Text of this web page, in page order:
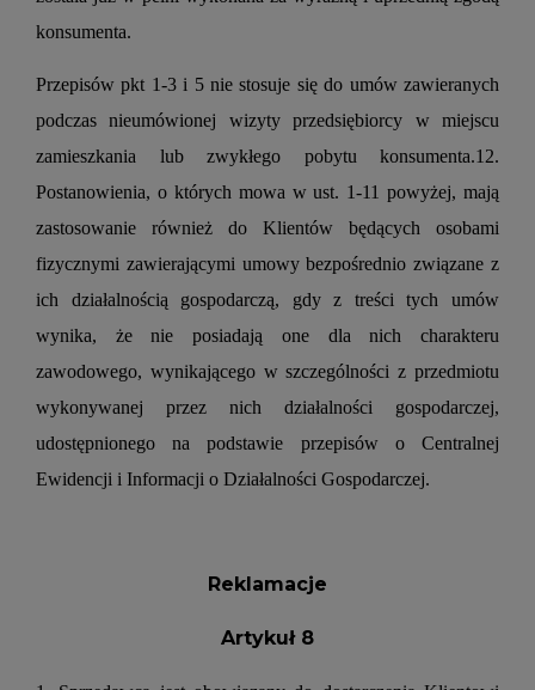
konsumenta.
Przepisów pkt 1-3 i 5 nie stosuje się do umów zawieranych
podczas nieumówionej wizyty przedsiębiorcy w miejscu
zamieszkania lub zwykłego pobytu konsumenta.12.
Postanowienia, o których mowa w ust. 1-11 powyżej, mają
zastosowanie również do Klientów będących osobami
fizycznymi zawierającymi umowy bezpośrednio związane z
ich działalnością gospodarczą, gdy z treści tych umów
wynika, że nie posiadają one dla nich charakteru
zawodowego, wynikającego w szczególności z przedmiotu
wykonywanej przez nich działalności gospodarczej,
udostępnionego na podstawie przepisów o Centralnej
Ewidencji i Informacji o Działalności Gospodarczej.
Reklamacje
Artykuł 8